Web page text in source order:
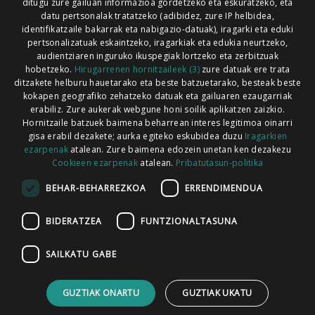
Xorroxin irratia | Lesaka | T. 948638288
Codesyntaxek garatua
HARREMANETARAKO
ditugu zure gailuan informazioa gordetzeko eta eskuratzeko, eta
datu pertsonalak tratatzeko (adibidez, zure IP helbidea,
identifikatzaile bakarrak eta nabigazio-datuak), iragarki eta eduki
pertsonalizatuak eskaintzeko, iragarkiak eta edukia neurtzeko,
audientziaren inguruko ikuspegiak lortzeko eta zerbitzuak
hobetzeko. Hirugarrenen hornitzaileek (3)zure datuak ere trata
ditzakete helburu hauetarako eta beste batzuetarako, besteak beste
kokapen geografiko zehatzeko datuak eta gailuaren ezaugarriak
erabiliz. Zure aukerak webgune honi soilik aplikatzen zaizkio.
Hornitzaile batzuek baimena beharrean interes legitimoa oinarri
gisa erabil dezakete; aurka egiteko eskubidea duzu Iragarkien
ezarpenakatalean. Zure baimena edozein unetan ken dezakezu
Cookieen ezarpenak atalean. Pribatutasun-politika
BEHAR-BEHARREZKOA ERRENDIMENDUA
BIDERATZEA FUNTZIONALTASUNA
SAILKATU GABE
GUZTIAK ONARTU GUZTIAK UKATU